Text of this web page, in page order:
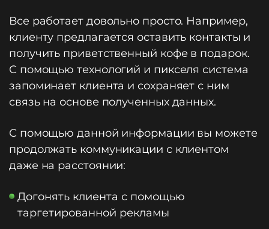
Все работает довольно просто. Например,
клиенту предлагается оставить контакты и
получить приветственный кофе в подарок.
С помощью технологий и пикселя система
запоминает клиента и сохраняет с ним
связь на основе полученных данных.
С помощью данной информации вы можете
продолжать коммуникации с клиентом
даже на расстоянии:
Догонять клиента с помощью
таргетированной рекламы